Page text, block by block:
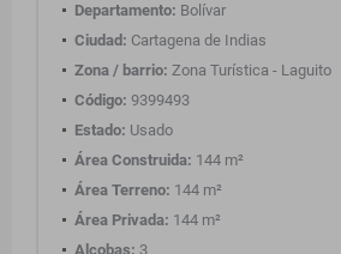
Departamento: Bolívar
Ciudad: Cartagena de Indias
Zona / barrio: Zona Turística - Laguito
Código: 9399493
Estado: Usado
Área Construida: 144 m²
Área Terreno: 144 m²
Área Privada: 144 m²
Alcobas: 3